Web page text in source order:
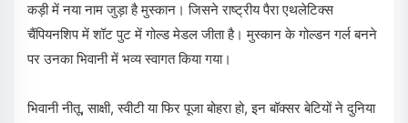
कड़ी में नया नाम जुड़ा है मुस्कान। जिसने राष्ट्रीय पैरा एथलेटिक्स
चैंपियनशिप में शॉट पुट में गोल्ड मेडल जीता है। मुस्कान के गोल्डन गर्ल बनने
पर उनका भिवानी में भव्य स्वागत किया गया।
भिवानी नीतू, साक्षी, स्वीटी या फिर पूजा बोहरा हो, इन बॉक्सर बेटियों ने दुनिया